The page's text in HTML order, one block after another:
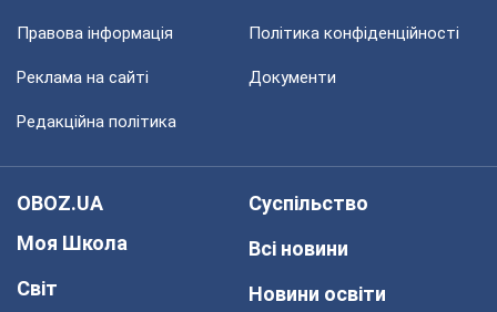
Правова інформація Політика конфіденційності
Реклама на сайті Документи
Редакційна політика
OBOZ.UA
Моя Школа
Світ
Суспільство
Всі новини
Новини освіти